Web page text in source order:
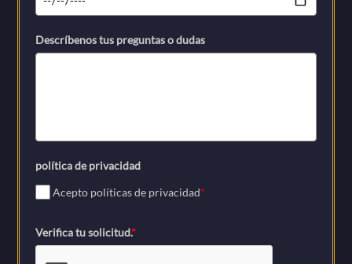
Descríbenos tus preguntas o dudas
política de privacidad
Acepto políticas de privacidad*
Verifica tu solicitud.*